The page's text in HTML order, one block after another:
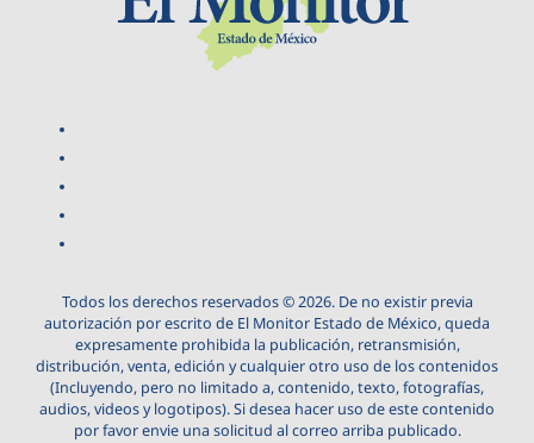
Todos los derechos reservados © 2026. De no existir previa
autorización por escrito de El Monitor Estado de México, queda
expresamente prohibida la publicación, retransmisión,
distribución, venta, edición y cualquier otro uso de los contenidos
(Incluyendo, pero no limitado a, contenido, texto, fotografías,
audios, videos y logotipos). Si desea hacer uso de este contenido
por favor envie una solicitud al correo arriba publicado.